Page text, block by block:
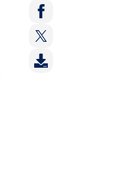
Deel
op:
LinkedIn
Deel
op:
Facebook
Deel
op: